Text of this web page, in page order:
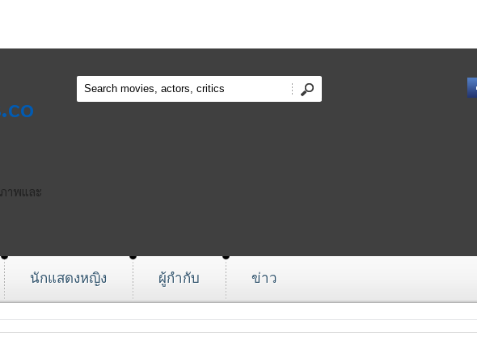
าพและ
นักแสดงหญิง ผู้กำกับ ข่าว